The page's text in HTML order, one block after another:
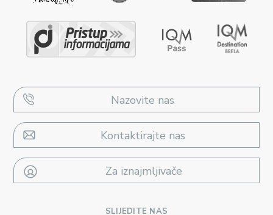
Nazovite nas
Kontaktirajte nas
Za iznajmljivače
SLIJEDITE NAS